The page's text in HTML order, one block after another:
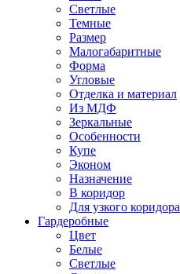
Светлые
Темные
Размер
Малогабаритные
Форма
Угловые
Отделка и материал
Из МДФ
Зеркальные
Особенности
Купе
Эконом
Назначение
В коридор
Для узкого коридора
Гардеробные
Цвет
Белые
Светлые